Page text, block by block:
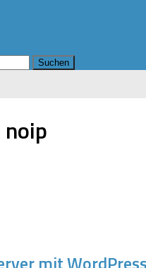
noip
mit WordPress